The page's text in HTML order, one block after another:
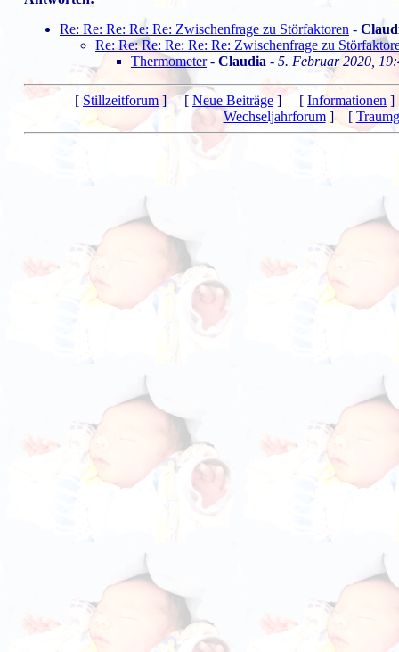
Re: Re: Re: Re: Re: Zwischenfrage zu Störfaktoren -
Re: Re: Re: Re: Re: Re: Zwischenfrage zu
Thermometer- Claudia - 5. Februar 2020,
[ Stillzeitforum ] [ Neue Beiträge ] [ Informationen
Wechseljahrforum] [